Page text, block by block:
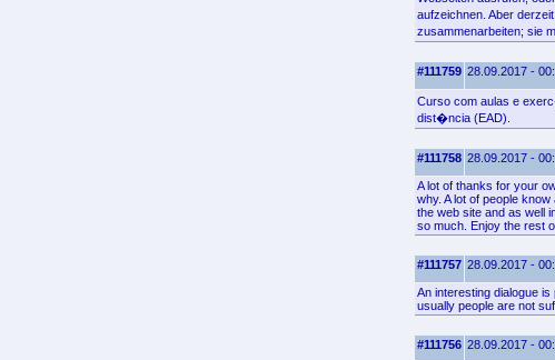
aufzeichnen. Aber
zusammenarbeiten; sie
#111759 28.09.2017 -
Curso com aulas e
dist�ncia (EAD).
#111758 28.09.2017 -
A lot of thanks for your
why. A lot of people
the web site and as well
so much. Enjoy the rest
#111757 28.09.2017 -
An interesting dialogue
usually people are not
#111756 28.09.2017 -